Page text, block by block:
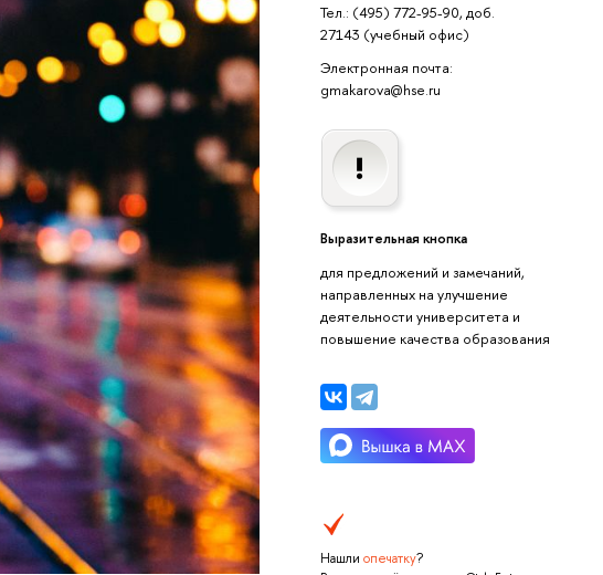
Тел.: (495) 772-95-90, доб.
27143 (учебный офис)
Электронная почта:
gmakarova@hse.ru
Выразительная кнопка
для предложений и замечаний,
направленных на улучшение
деятельности университета и
повышение качества образования
Нашли опечатку?